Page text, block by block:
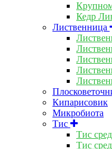
Кедр
Лиственница
Кипарисовик
Микробиота
Тис
Тис
Тис